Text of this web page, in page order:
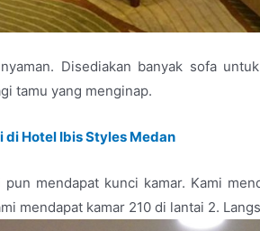
Disediakan banyak sofa
tamu yang menginap.
di Hotel Ibis Styles Medan
mendapat kunci kamar. Kami
mendapat kamar 210 di lantai 2.